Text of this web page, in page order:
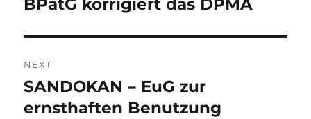
Previous
BPatG korrigiert das DPMA
NEXT
Next
post:
SANDOKAN – EuG zur
ernsthaften Benutzung